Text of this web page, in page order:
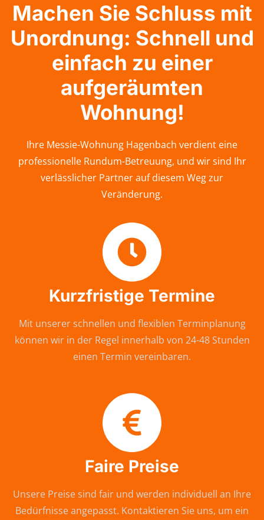
Machen Sie Schluss mit
Unordnung: Schnell und
einfach zu einer
aufgeräumten
Wohnung!
Ihre Messie-Wohnung Hagenbach verdient eine
professionelle Rundum-Betreuung, und wir sind Ihr
verlässlicher Partner auf diesem Weg zur
Veränderung.
Kurzfristige Termine
Mit unserer schnellen und flexiblen Terminplanung
können wir in der Regel innerhalb von 24-48 Stunden
einen Termin vereinbaren.
Faire Preise
Unsere Preise sind fair und werden individuell an Ihre
Bedürfnisse angepasst. Kontaktieren Sie uns, um ein